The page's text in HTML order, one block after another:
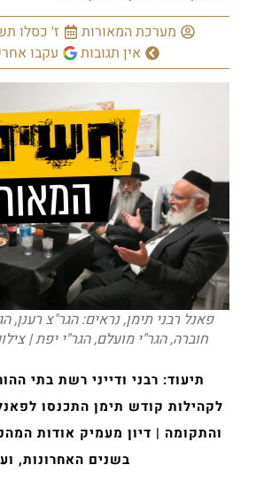
מערכת המאורות ז׳ כסלו
אין תגובות
עקבו
פאנל רבני תימן, נראים: הגר"צ רענן,
חוברה, הגר"י מועלם, הגר"י יפת |
תיעוד: רבני ודייני רשת בתי
לקהילות קודש תימן התכנסו
והתקומה | דיון מעמיק אודות
בשנים האחרונות,